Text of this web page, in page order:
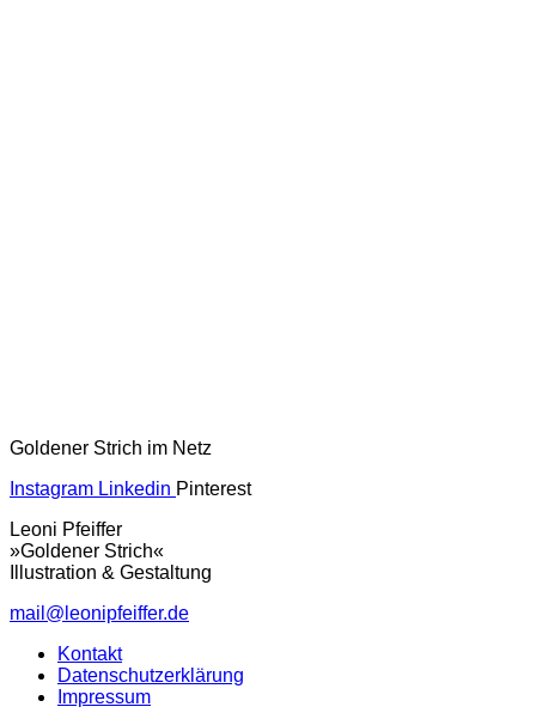
Goldener Strich im Netz
Instagram Linkedin Pinterest
Leoni Pfeiffer
»Goldener Strich«
Illustration & Gestaltung
mail@leonipfeiffer.de
Kontakt
Datenschutzerklärung
Impressum